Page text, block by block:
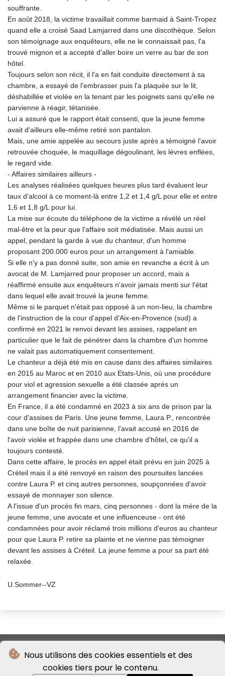
Nous utilisons des cookies essentiels et des
cookies tiers pour le contenu.
souffrante.
En août 2018, la victime travaillait comme barmaid à Saint-Tropez
quand elle a croisé Saad Lamjarred dans une discothèque. Selon
son témoignage aux enquêteurs, elle ne le connaissait pas, l'a
trouvé mignon et a accepté d'aller boire un verre au bar de son
hôtel.
Toujours selon son récit, il l'a en fait conduite directement à sa
chambre, a essayé de l'embrasser puis l'a plaquée sur le lit,
déshabillée et violée en la tenant par les poignets sans qu'elle ne
parvienne à réagir, tétanisée.
Lui a assuré que le rapport était consenti, que la jeune femme
avait d'ailleurs elle-même retiré son pantalon.
Mais, une amie appelée au secours juste après a témoigné l'avoir
retrouvée choquée, le maquillage dégoulinant, les lèvres enflées,
le regard vide.
- Affaires similaires ailleurs -
Les analyses réalisées quelques heures plus tard évaluent leur
taux d'alcool à ce moment-là entre 1,2 et 1,4 g/L pour elle et entre
1,6 et 1,8 g/L pour lui.
La mise sur écoute du téléphone de la victime a révélé un réel
mal-être et la peur que l'affaire soit médiatisée. Mais aussi un
appel, pendant la garde à vue du chanteur, d'un homme
proposant 200.000 euros pour un arrangement à l'amiable.
Si elle n'y a pas donné suite, son amie en revanche a écrit à un
avocat de M. Lamjarred pour proposer un accord, mais a
réaffirmé ensuite aux enquêteurs n'avoir jamais menti sur l'état
dans lequel elle avait trouvé la jeune femme.
Même si le parquet n'était pas opposé à un non-lieu, la chambre
de l'instruction de la cour d'appel d'Aix-en-Provence (sud) a
confirmé en 2021 le renvoi devant les assises, rappelant en
particulier que le fait de pénétrer dans la chambre d'un homme
ne valait pas automatiquement consentement.
Le chanteur a déjà été mis en cause dans des affaires similaires
en 2015 au Maroc et en 2010 aux Etats-Unis, où une procédure
pour viol et agression sexuelle a été classée après un
arrangement financier avec la victime.
En France, il a été condamné en 2023 à six ans de prison par la
cour d'assises de Paris. Une jeune femme, Laura P., rencontrée
dans une boîte de nuit parisienne, l'avait accusé en 2016 de
l'avoir violée et frappée dans une chambre d'hôtel, ce qu'il a
toujours contesté.
Dans cette affaire, le procès en appel était prévu en juin 2025 à
Créteil mais il a été renvoyé en raison des poursuites lancées
contre Laura P. et cinq autres personnes, soupçonnées d'avoir
essayé de monnayer son silence.
A l'issue d'un procès fin mars, cinq personnes - dont la mère de la
jeune femme, une avocate et une influenceuse - ont été
condamnées pour avoir réclamé trois millions d'euros au chanteur
pour que Laura P. retire sa plainte et ne vienne pas témoigner
devant les assises à Créteil. La jeune femme a pour sa part été
relaxée.
U.Sommer--VZ